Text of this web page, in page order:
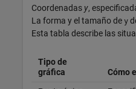
Coordenadas y,
La forma y el tamaño de y
Esta tabla describe las
Tipo de
gráfica
Cómo